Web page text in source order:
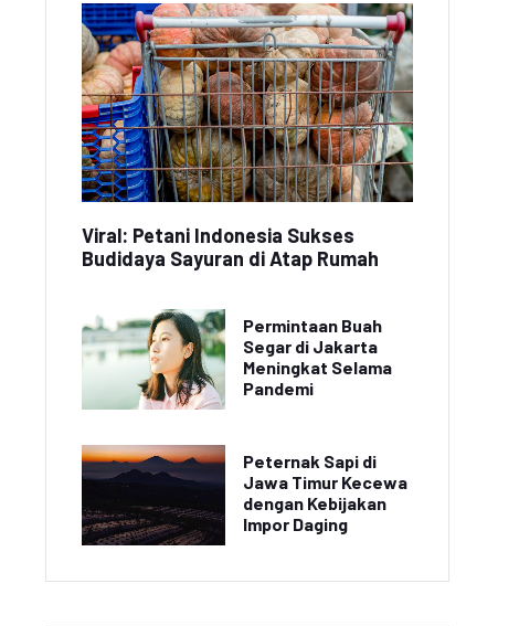
Viral: Petani Indonesia Sukses
Budidaya Sayuran di Atap Rumah
Permintaan Buah
Segar di Jakarta
Meningkat Selama
Pandemi
Peternak Sapi di
Jawa Timur Kecewa
dengan Kebijakan
Impor Daging